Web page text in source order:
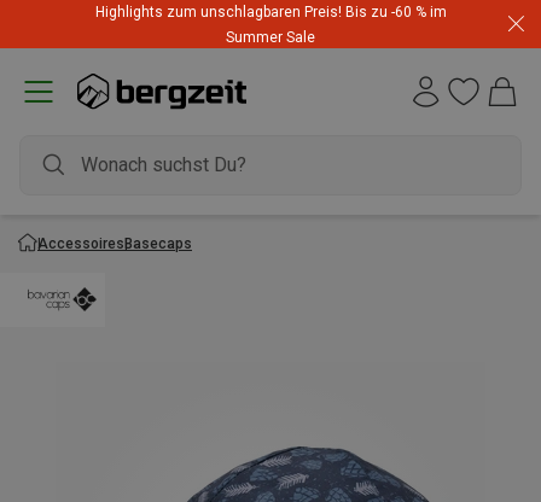
Highlights zum unschlagbaren Preis! Bis zu -60 % im
Summer Sale
AccessoiresBasecaps